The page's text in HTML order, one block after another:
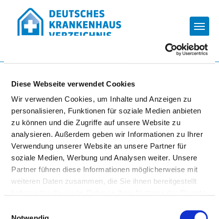
Diese Webseite verwendet Cookies
Wir verwenden Cookies, um Inhalte und Anzeigen zu
personalisieren, Funktionen für soziale Medien anbieten
zu können und die Zugriffe auf unsere Website zu
analysieren. Außerdem geben wir Informationen zu Ihrer
Verwendung unserer Website an unsere Partner für
soziale Medien, Werbung und Analysen weiter. Unsere
Partner führen diese Informationen möglicherweise mit
weiteren Daten zusammen, die Sie ihnen bereitgestellt
HERZ-KREISLAUF-ZENTRUM
KLINIKUM HERSFELD-
ROTENBURG GMBH